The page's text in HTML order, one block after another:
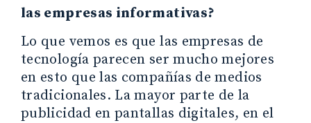
las empresas informativas?
Lo que vemos es que las empresas de
tecnología parecen ser mucho mejores
en esto que las compañías de medios
tradicionales. La mayor parte de la
publicidad en pantallas digitales, en el